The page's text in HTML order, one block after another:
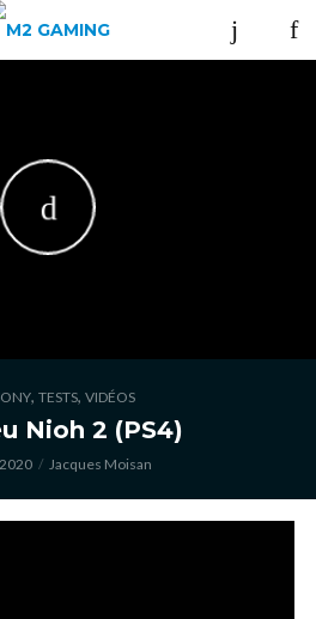
, TESTS, VIDÉOS
Nioh 2 (PS4)
Jacques Moisan